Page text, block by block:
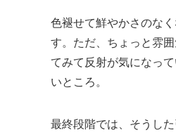
色褪せて鮮やかさのな
す。ただ、ちょっと雰
てみて反射が気になっ
いところ。
最終段階では、そうし